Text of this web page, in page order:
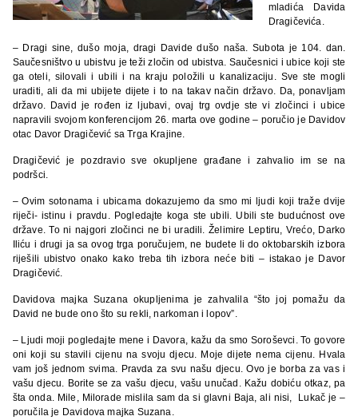
mladića Davida
Dragičevića.
– Dragi sine, dušo moja, dragi Davide dušo naša. Subota je 104. dan.
Saučesništvo u ubistvu je teži zločin od ubistva. Saučesnici i ubice koji ste
ga oteli, silovali i ubili i na kraju položili u kanalizaciju. Sve ste mogli
uraditi, ali da mi ubijete dijete i to na takav način državo. Da, ponavljam
državo. David je rođen iz ljubavi, ovaj trg ovdje ste vi zločinci i ubice
napravili svojom konferencijom 26. marta ove godine – poručio je Davidov
otac Davor Dragičević sa Trga Krajine.
Dragičević je pozdravio sve okupljene građane i zahvalio im se na
podršci.
– Ovim sotonama i ubicama dokazujemo da smo mi ljudi koji traže dvije
riječi- istinu i pravdu. Pogledajte koga ste ubili. Ubili ste budućnost ove
države. To ni najgori zločinci ne bi uradili. Želimire Leptiru, Vrećo, Darko
Iliću i drugi ja sa ovog trga poručujem, ne budete li do oktobarskih izbora
riješili ubistvo onako kako treba tih izbora neće biti – istakao je Davor
Dragičević.
Davidova majka Suzana okupljenima je zahvalila “što joj pomažu da
David ne bude ono što su rekli, narkoman i lopov”.
– Ljudi moji pogledajte mene i Davora, kažu da smo Soroševci. To govore
oni koji su stavili cijenu na svoju djecu. Moje dijete nema cijenu. Hvala
vam još jednom svima. Pravda za svu našu djecu. Ovo je borba za vas i
vašu djecu. Borite se za vašu djecu, vašu unučad. Kažu dobiću otkaz, pa
šta onda. Mile, Milorade mislila sam da si glavni Baja, ali nisi, Lukač je –
poručila je Davidova majka Suzana.